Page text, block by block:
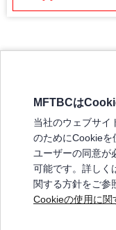
弊社の製品について
販売店リスト
よくある質問 / お問い合わせ
特定商取引法に基づく表記
MFTBCは
当社のウェブサイ
のためにCookieを
ユーザーの同意が
可能です。詳しく
関する方針をご参
Cookieの使用に関